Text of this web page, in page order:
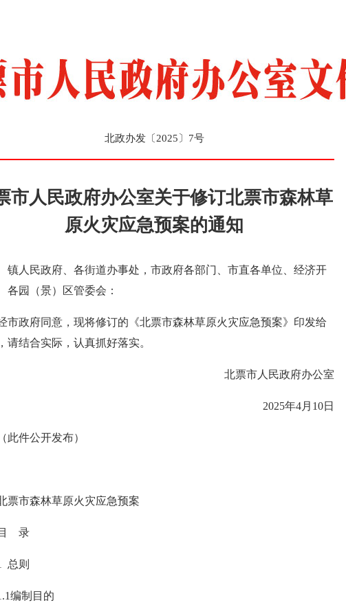
北政办发〔2025〕7号
市人民政府办公室关于修订北票市森林草
原火灾应急预案的通知
镇人民政府、各街道办事处，市政府各部门、市直各单位、经济开
各园（景）区管委会：
市政府同意，现将修订的《北票市森林草原火灾应急预案》印发给
请结合实际，认真抓好落实。
北票市人民政府办公室
2025年4月10日
此件公开发布）
票市森林草原火灾应急预案
录
总则
编制目的